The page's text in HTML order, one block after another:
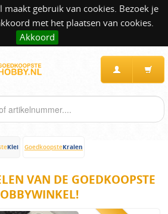
gebruik van cookies. Bezoek je
met het plaatsen van cookies.
Akkoord
Klei GoedkoopsteKralen
VAN DE GOEDKOOPSTE